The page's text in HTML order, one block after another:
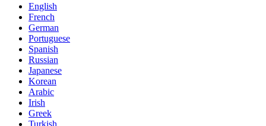
English
French
German
Portuguese
Spanish
Russian
Japanese
Korean
Arabic
Irish
Greek
Turkish